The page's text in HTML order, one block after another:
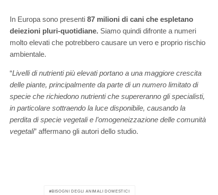
In Europa sono presenti 87 milioni di cani che espletano
deiezioni pluri-quotidiane. Siamo quindi difronte a numeri
molto elevati che potrebbero causare un vero e proprio rischio
ambientale.
“Livelli di nutrienti più elevati portano a una maggiore crescita
delle piante, principalmente da parte di un numero limitato di
specie che richiedono nutrienti che supereranno gli specialisti,
in particolare sottraendo la luce disponibile, causando la
perdita di specie vegetali e l’omogeneizzazione delle comunità
vegetali” affermano gli autori dello studio.
BISOGNI DEGLI ANIMALI DOMESTICI